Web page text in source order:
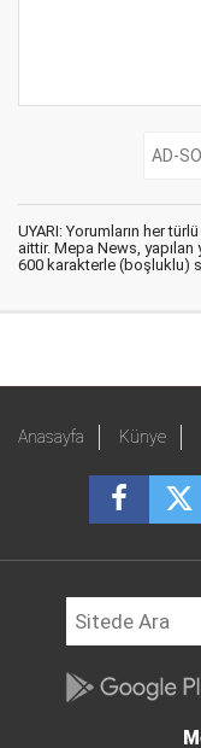
UYARI: Yorumların her
aittir. Mepa News,
600 karakterle (boşluklu)
Anasayfa Künye